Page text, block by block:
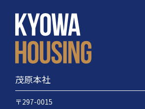
茂原本社
〒297-0015